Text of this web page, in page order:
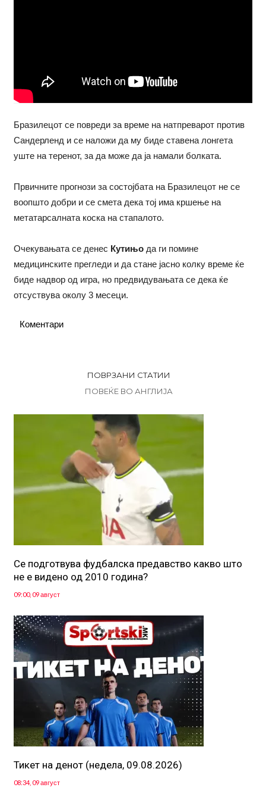
Бразилецот се повреди за време на натпреварот против
Сандерленд и се наложи да му биде ставена лонгета
уште на теренот, за да може да ја намали болката.
Првичните прогнози за состојбата на Бразилецот не се
воопшто добри и се смета дека тој има кршење на
метатарсалната коска на стапалото.
Очекувањата се денес Кутињо да ги помине
медицинските прегледи и да стане јасно колку време ќе
биде надвор од игра, но предвидувањата се дека ќе
отсуствува околу 3 месеци.
Коментари
ПОВРЗАНИ СТАТИИ
ПОВЕЌЕ ВО АНГЛИЈА
Се подготвува фудбалска предавство какво што
не е видено од 2010 година?
09:00, 09 август
Тикет на денот (недела, 09.08.2026)
08:34, 09 август